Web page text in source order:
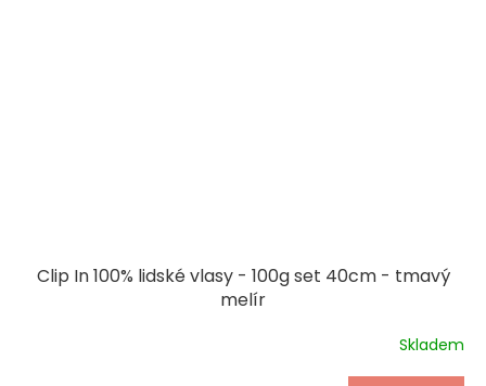
Clip In 100% lidské vlasy - 100g set 40cm - tmavý
melír
Skladem